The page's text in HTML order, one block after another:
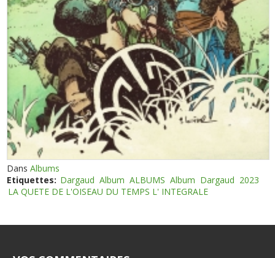
DansAlbums
Etiquettes: Dargaud Album ALBUMS Album Dargaud 2023
LA QUETE DE L'OISEAU DU TEMPS L' INTEGRALE